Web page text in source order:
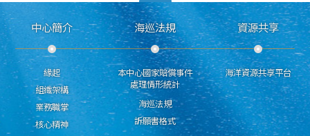
中心簡介
緣起
組織架構
業務職掌
核心精神
海巡法規
本中心國家賠償事件
處理情形統計
海巡法規
訴願書格式
資源共享
海洋資源共享平台